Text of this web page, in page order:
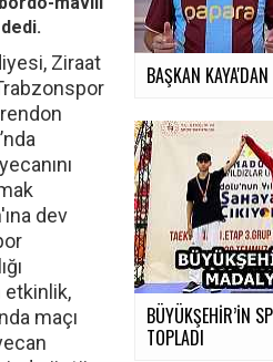
Ziraat
dev
etkinlik,
maçı
BAŞKAN
BÜYÜKŞEHİR’İN
TOPLADI